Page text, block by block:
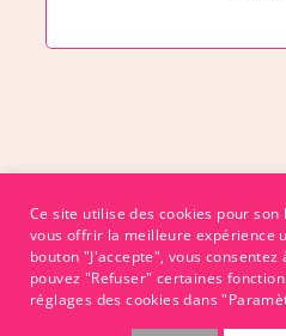
Ce site utilise des cookies pour
vous offrir la meilleure expérience
bouton "J'accepte", vous
pouvez "Refuser" certaines
réglages des cookies dans